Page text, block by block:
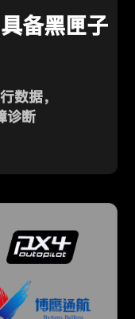
备黑匣子
数据，
诊断